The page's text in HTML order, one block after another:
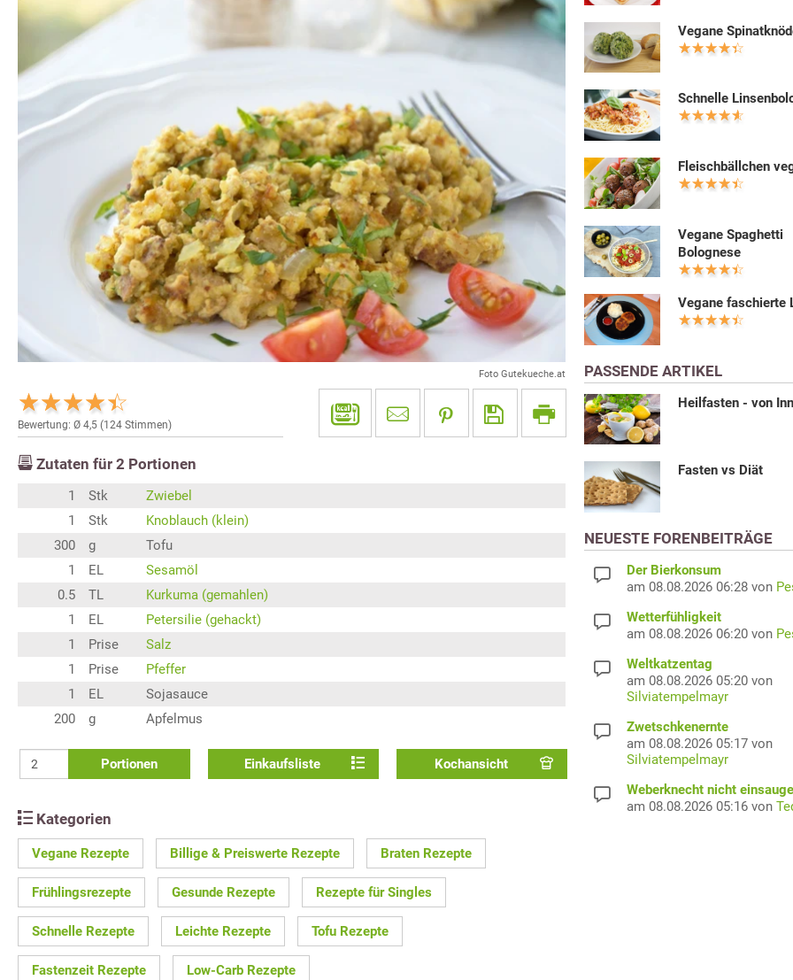
Foto Gutekueche.at
Bewertung: Ø 4,5 (124 Stimmen)
Zutaten für 2 Portionen
1 Stk
Zwiebel
1
Stk
Knoblauch (klein)
300
g
Tofu
1
EL
Sesamöl
0.5
TL
Kurkuma (gemahlen)
1
EL
Petersilie (gehackt)
1
Prise
Salz
1
Prise
Pfeffer
1
EL
Sojasauce
200
g Apfelmus
Portionen Einkaufsliste Kochansicht
Kategorien
Vegane Rezepte Billige & Preiswerte Rezepte Braten Rezepte
Frühlingsrezepte Gesunde Rezepte Rezepte für Singles
Schnelle Rezepte Leichte Rezepte Tofu Rezepte
Fastenzeit Rezepte Low-Carb Rezepte
Vegane
Schnelle
Fleischbällchen
Vegane Spaghetti
Bolognese
Vegane faschierte
PASSENDE ARTIKEL
Heilfasten - von
Fasten vs Diät
NEUESTE FORENBEITRÄGE
Der Bierkonsum
am 08.08.2026 06:28 von
Wetterfühligkeit
am 08.08.2026 06:20 von
Weltkatzentag
am 08.08.2026 05:20 von
Silviatempelmayr
Zwetschkenernte
am 08.08.2026 05:17 von
Silviatempelmayr
Weberknecht nicht
am 08.08.2026 05:16 von